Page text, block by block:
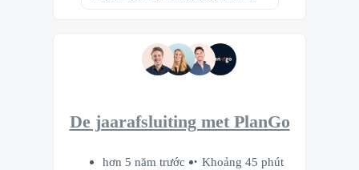
De jaarafsluiting met PlanGo
hơn 5 năm trước Khoảng 45 phút